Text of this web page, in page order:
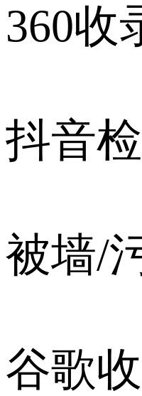
360收
抖音
被墙/
谷歌